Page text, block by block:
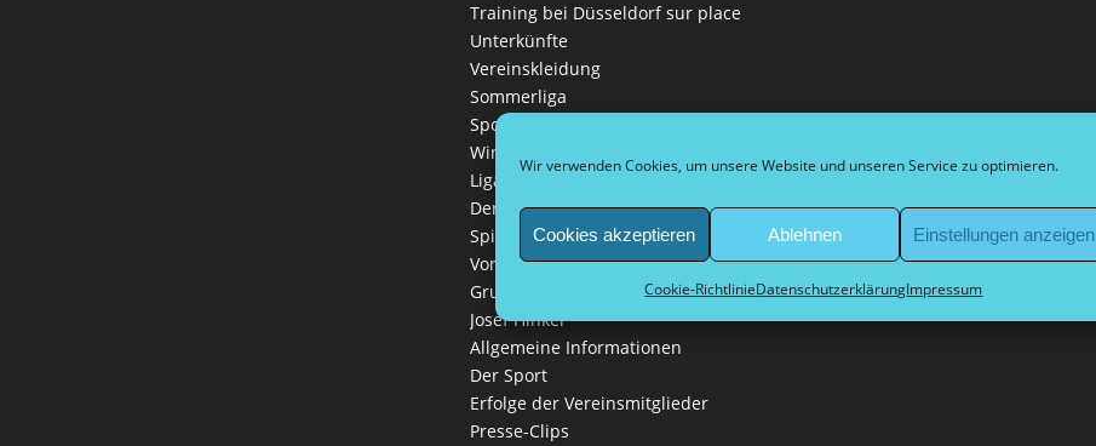
Wir verwenden Cookies, um unsere Website und unseren Service zu optimieren.
Cookies akzeptieren Ablehnen Einstellungen anzeigen
Cookie-RichtlinieDatenschutzerklärungImpressum
Training bei Düsseldorf sur place
Unterkünfte
Vereinskleidung
Sommerliga
Sportliches Leitbild
Winterliga
Ligamannschaften
Der Verein
Spielregeln
Vorstand
Grußwort Schirmherr Bürgermeister
Josef Hinkel
Allgemeine Informationen
Der Sport
Erfolge der Vereinsmitglieder
Presse-Clips